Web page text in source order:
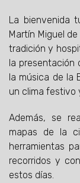
La bienvenida
Martín Miguel
tradición y
la presentación
la música de la
un clima festivo
Además, se
mapas de la
herramientas
recorridos y
estos días.